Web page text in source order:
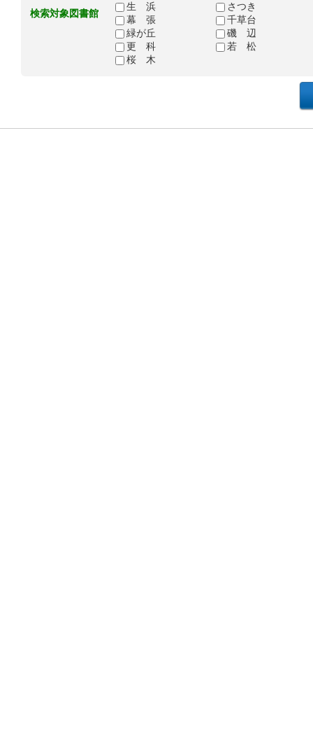
検索対象図書館
生 浜
さつき
幕 張
千草台
緑が丘
磯 辺
更 科
若 松
桜 木